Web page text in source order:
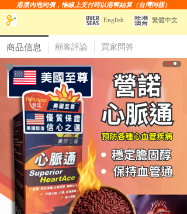
商品信息 顧客評論 買家問答
港澳內地同價，惟線上支付時以港幣結算（台灣同樣）
English 繁體中文